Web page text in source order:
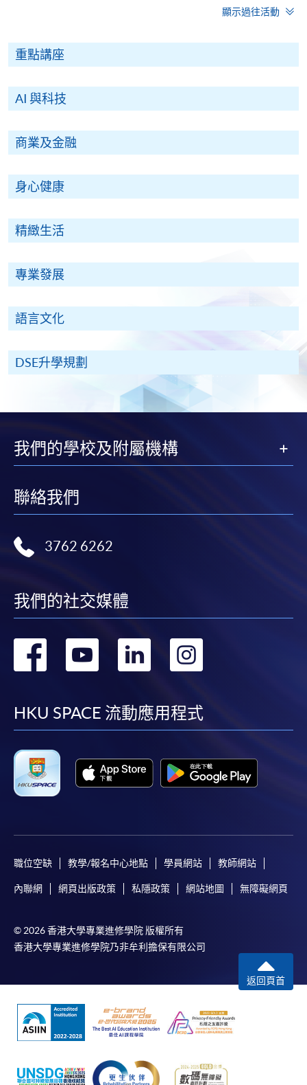
顯示過往活動
重點講座
AI 與科技
商業及金融
身心健康
精緻生活
專業發展
語言文化
DSE升學規劃
我們的學校及附屬機構
聯絡我們
3762 6262
我們的社交媒體
轉
facebook
轉
youtube
轉
linkedin
轉
HKU SPACE 流動應用程式
職位空缺 教學/報名中心地點 學員網站 教師網站
內聯網 網頁出版政策 私隱政策 網站地圖 無障礙網頁
© 2026 香港大學專業進修學院 版權所有
香港大學專業進修學院乃非牟利擔保有限公司
返回頁首